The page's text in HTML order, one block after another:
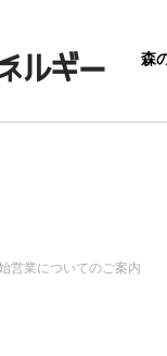
森
営業についてのご案内